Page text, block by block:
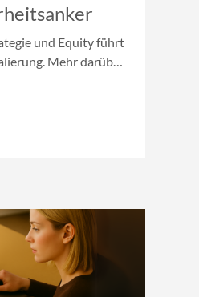
und Equity führt
Mehr darüber,